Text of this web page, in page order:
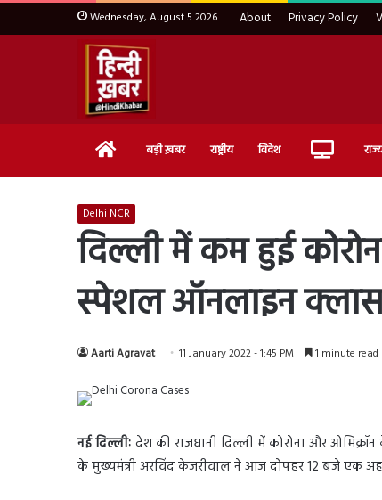
Wednesday, August 5 2026 About Privacy Policy
Home बड़ी ख़बर राष्ट्रीय विदेश Live
Delhi NCR
दिल्ली में कम हुई
स्पेशल ऑनलाइन
Aarti Agravat 11 January 2022 - 1:45 PM 1 minute read
नई दिल्लीः देश की राजधानी दिल्ली में कोरोना और
के मुख्यमंत्री अरविंद केजरीवाल ने आज दोपहर 12 बजे एक